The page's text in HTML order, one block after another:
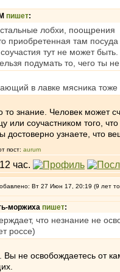
пишет:
лобхи, поощрения
приобретенная там
тут не может
подумать то, чего ты
в лавке мясника тоже
то знание. Человек может
или соучастником того,
достоверно узнаете, что
пост: aurum
Вт 27 Июн 17, 20:19 (9 лет
моржиха пишет:
что незнание не
россе)
Вы не освобождаетесь от